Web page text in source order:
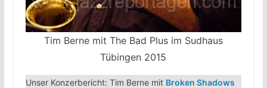
Tim Berne mit The Bad Plus im Sudhaus
Tübingen 2015
Unser Konzerbericht: Tim Berne mit Broken Shadows